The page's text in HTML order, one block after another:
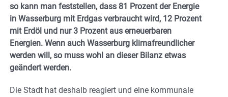
so kann man feststellen, dass 81 Prozent der Energie
in Wasserburg mit Erdgas verbraucht wird, 12 Prozent
mit Erdöl und nur 3 Prozent aus erneuerbaren
Energien. Wenn auch Wasserburg klimafreundlicher
werden will, so muss wohl an dieser Bilanz etwas
geändert werden.
Die Stadt hat deshalb reagiert und eine kommunale